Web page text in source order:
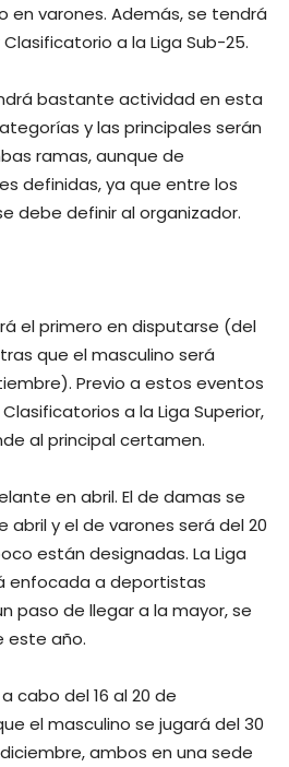
varones. Además, se tendrá
a la Liga Sub-25.
bastante actividad en esta
y las principales serán
ramas, aunque de
definidas, ya que entre los
debe definir al organizador.
el primero en disputarse (del
que el masculino será
Previo a estos eventos
a la Liga Superior,
al principal certamen.
en abril. El de damas se
abril y el de varones será del 20
están designadas. La Liga
enfocada a deportistas
paso de llegar a la mayor, se
este año.
cabo del 16 al 20 de
el masculino se jugará del 30
ambos en una sede